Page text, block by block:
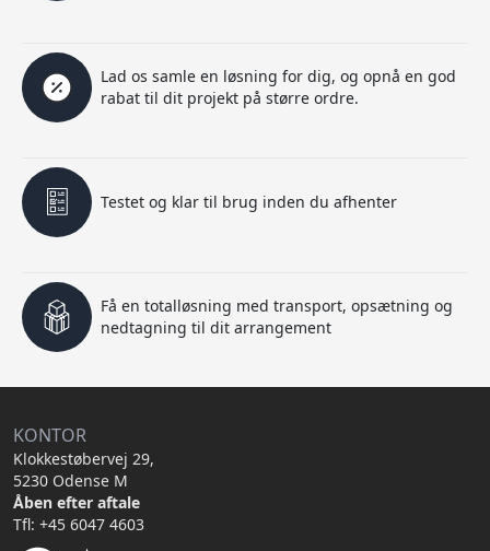
Lad os samle en løsning for dig, og opnå en god
rabat til dit projekt på større ordre.
Testet og klar til brug inden du afhenter
Få en totalløsning med transport, opsætning og
nedtagning til dit arrangement
KONTOR
Klokkestøbervej 29,
5230 Odense M
Åben efter aftale
Tfl: +45 6047 4603